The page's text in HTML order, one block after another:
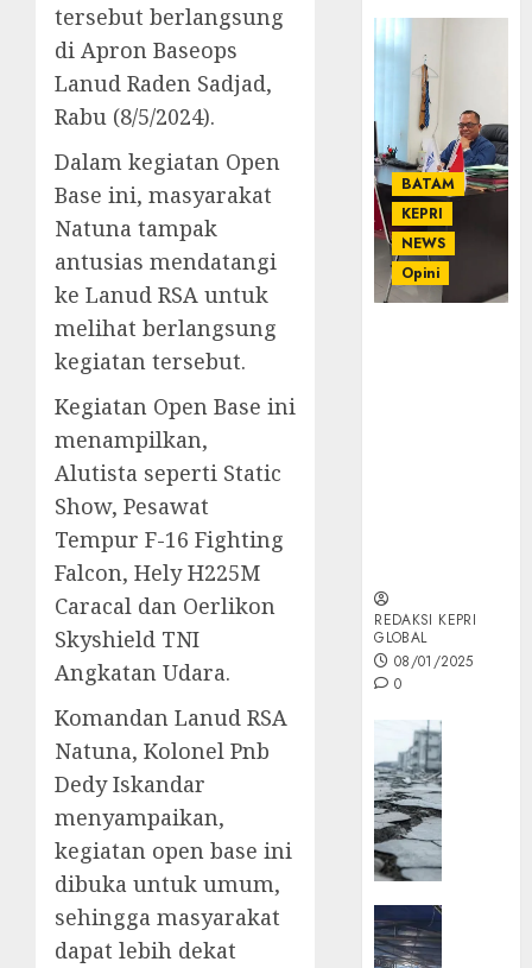
tersebut berlangsung
di Apron Baseops
Lanud Raden Sadjad,
Rabu (8/5/2024).
Dalam kegiatan Open
Base ini, masyarakat
Natuna tampak
antusias mendatangi
ke Lanud RSA untuk
melihat berlangsung
kegiatan tersebut.
Kegiatan Open Base ini
menampilkan,
Alutista seperti Static
Show, Pesawat
Tempur F-16 Fighting
Falcon, Hely H225M
Caracal dan Oerlikon
Skyshield TNI
Angkatan Udara.
Komandan Lanud RSA
Natuna, Kolonel Pnb
Dedy Iskandar
menyampaikan,
kegiatan open base ini
dibuka untuk umum,
sehingga masyarakat
dapat lebih dekat
BATAM
KEPRI
NEWS
Opini
REDAKSI KEPRI
GLOBAL
08/01/2025
0